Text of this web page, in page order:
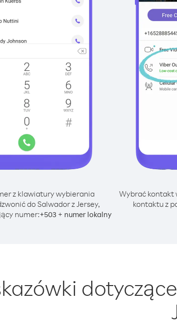
z klawiatury wybierania
do Salwador z Jersey,
numer:+503+ numer lokalny
Wybrać kontakt
kontaktu z